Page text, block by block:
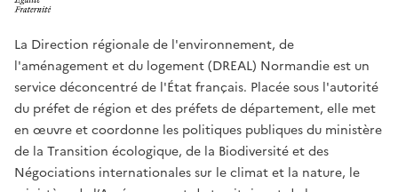
La Direction régionale de l'environnement, de
l'aménagement et du logement (DREAL) Normandie est un
service déconcentré de l'État français. Placée sous l'autorité
du préfet de région et des préfets de département, elle met
en œuvre et coordonne les politiques publiques du ministère
de la Transition écologique, de la Biodiversité et des
Négociations internationales sur le climat et la nature, le